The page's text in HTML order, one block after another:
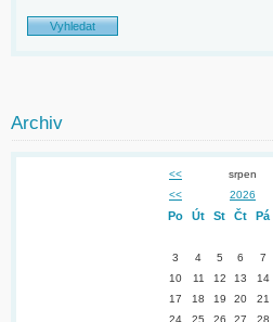
Archiv
<< srpen
<<
2026
Po Út St Čt Pá
3
4 5 6 7
10
11 12 13 14
17
18 19 20 21
24
25 26 27 28